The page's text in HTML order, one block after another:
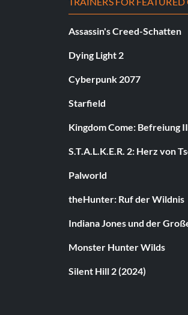
Assassin's Creed-Schatten
Dying Light 2
Cyberpunk 2077
Starfield
Kingdom Come: Befreiung II
S.T.A.L.K.E.R. 2: Herz von
Palworld
theHunter: Ruf der Wildnis
Indiana Jones und der
Monster Hunter Wilds
Silent Hill 2 (2024)